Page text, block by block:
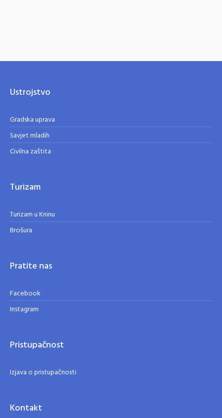
Ustrojstvo
Gradska uprava
Savjet mladih
Civilna zaštita
Turizam
Turizam u Kninu
Brošura
Pratite nas
Facebook
Instagram
Pristupačnost
Izjava o pristupačnosti
Kontakt